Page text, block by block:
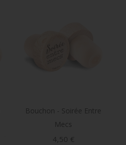
Bouchon - Soirée Entre
Mecs
Prix
4,50 €